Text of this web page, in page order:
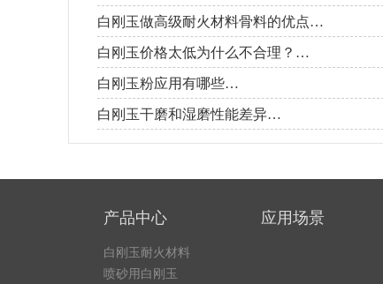
白刚玉做高级耐火材料骨料的优点…
白刚玉价格太低为什么不合理？…
白刚玉粉应用有哪些…
白刚玉干磨和湿磨性能差异…
产品中心
白刚玉耐火材料
喷砂用白刚玉
应用场景